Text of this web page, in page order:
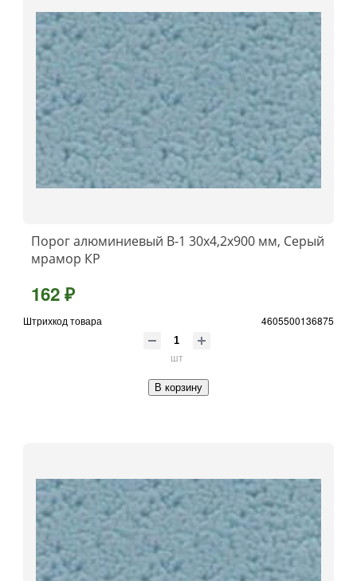
Порог алюминиевый B-1 30х4,2x900 мм, Серый
мрамор КР
162 ₽
Штрихкод товара 4605500136875
шт
В корзину